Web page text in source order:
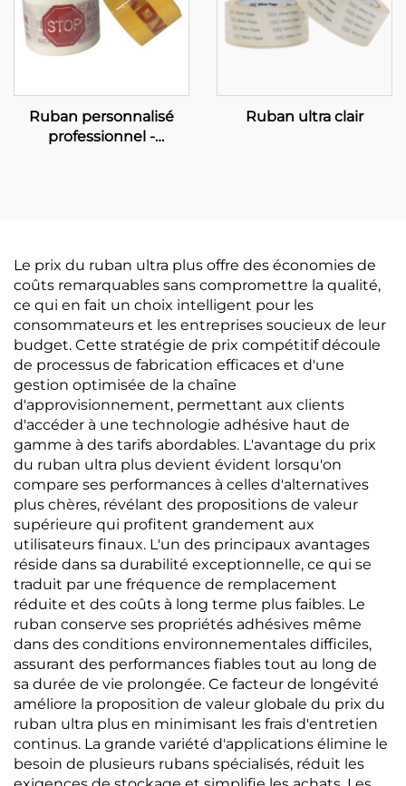
Ruban personnalisé
professionnel -
Ruban ultra clair
Le prix du ruban ultra plus offre des économies de
coûts remarquables sans compromettre la qualité,
ce qui en fait un choix intelligent pour les
consommateurs et les entreprises soucieux de leur
budget. Cette stratégie de prix compétitif découle
de processus de fabrication efficaces et d'une
gestion optimisée de la chaîne
d'approvisionnement, permettant aux clients
d'accéder à une technologie adhésive haut de
gamme à des tarifs abordables. L'avantage du prix
du ruban ultra plus devient évident lorsqu'on
compare ses performances à celles d'alternatives
plus chères, révélant des propositions de valeur
supérieure qui profitent grandement aux
utilisateurs finaux. L'un des principaux avantages
réside dans sa durabilité exceptionnelle, ce qui se
traduit par une fréquence de remplacement
réduite et des coûts à long terme plus faibles. Le
ruban conserve ses propriétés adhésives même
dans des conditions environnementales difficiles,
assurant des performances fiables tout au long de
sa durée de vie prolongée. Ce facteur de longévité
améliore la proposition de valeur globale du prix du
ruban ultra plus en minimisant les frais d'entretien
continus. La grande variété d'applications élimine le
besoin de plusieurs rubans spécialisés, réduit les